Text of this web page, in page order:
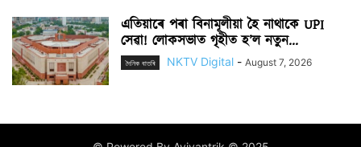
এতিয়াৰে পৰা বিনামূলীয়া হৈ নাথাকে UPI
সেৱা! লোকসভাত গৃহীত হ’ল নতুন...
দৈনিক বাতৰি NKTV Digital - August 7, 2026